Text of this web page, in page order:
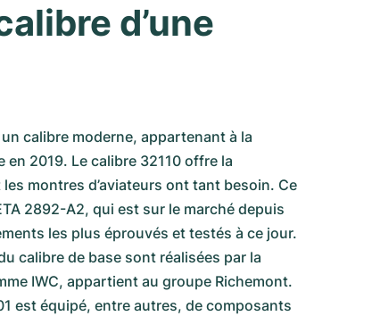
d’une
calibre moderne, appartenant à la
2019. Le calibre 32110 offre la
montres d’aviateurs ont tant besoin. Ce
2892-A2, qui est sur le marché depuis
les plus éprouvés et testés à ce jour.
calibre de base sont réalisées par la
IWC, appartient au groupe Richemont.
est équipé, entre autres, de composants